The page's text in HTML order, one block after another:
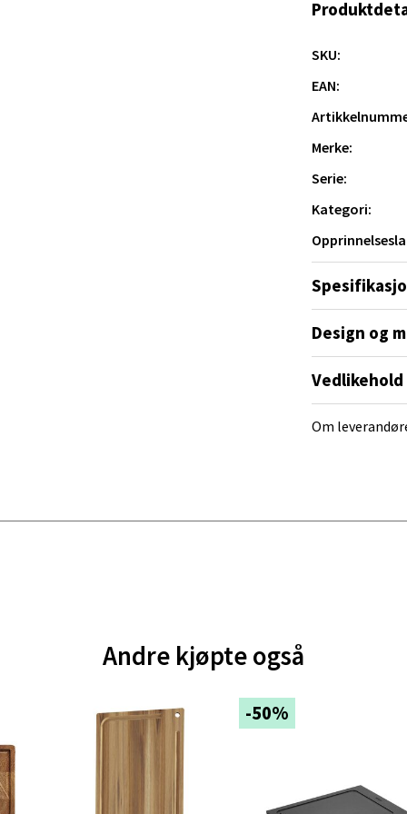
SKU:
EAN:
Merke:
Serie:
Kategori:
Design og
Om
Andre kjøpte også
-50%
- Thon Senter Malmporten
vei 52, 5147 Fyllingsdalen
10-21